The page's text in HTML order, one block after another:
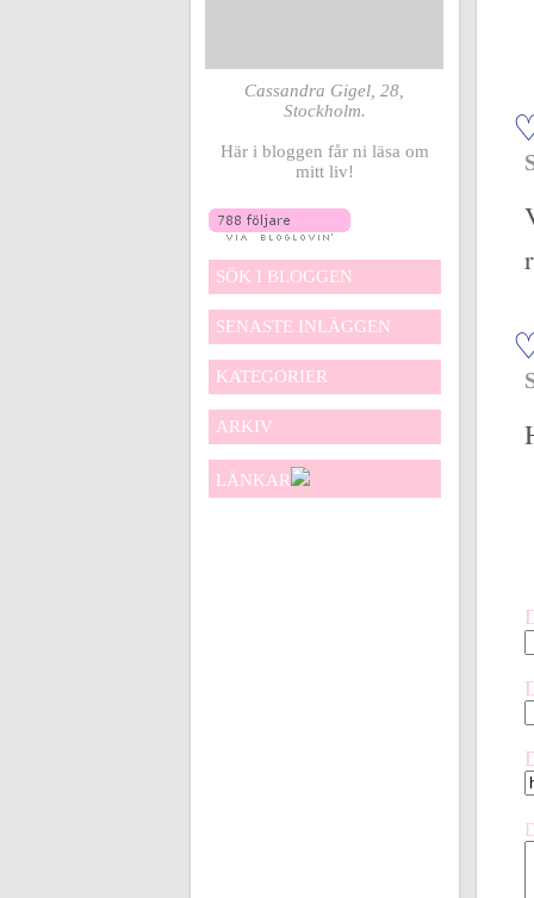
Cassandra Gigel, 28,
Stockholm.
Här i bloggen får ni läsa om
mitt liv!
SÖK I BLOGGEN
SENASTE INLÄGGEN
KATEGORIER
ARKIV
LÄNKAR